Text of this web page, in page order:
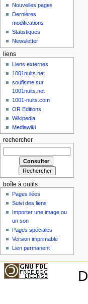
Nouvelles pages
Dernières
modifications
Statistiques
Newsletter
liens
Liens externes
1001nuits.net
soufisme sur
1001nuits.net
1001-nuits.com
OR Editions
Wikipedia
Mediawiki
rechercher
boîte à outils
Pages liées
Suivi des liens
Importer une image ou
un son
Pages spéciales
Version imprimable
Lien permanent